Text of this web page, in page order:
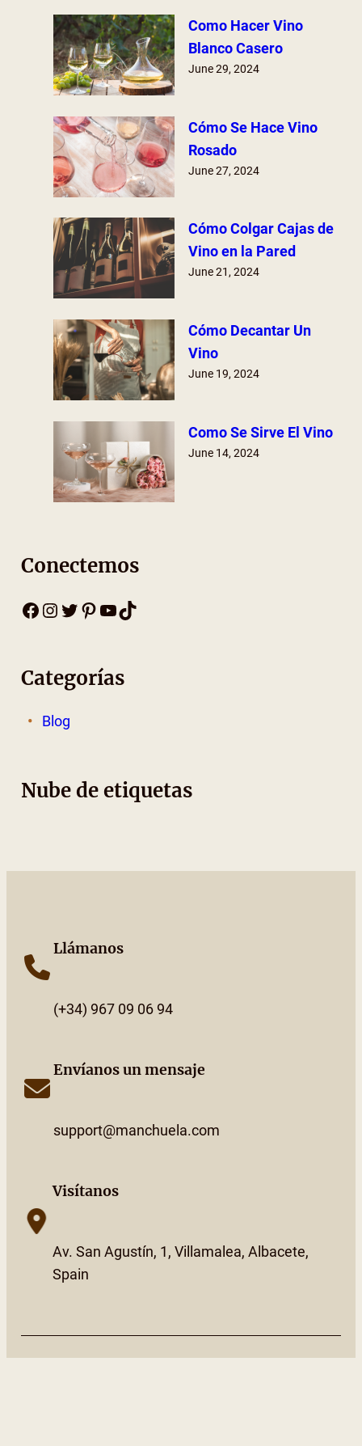
Como Hacer Vino
Blanco Casero
June 29, 2024
Cómo Se Hace Vino
Rosado
June 27, 2024
Cómo Colgar Cajas de
Vino en la Pared
June 21, 2024
Cómo Decantar Un
Vino
June 19, 2024
Como Se Sirve El Vino
June 14, 2024
Conectemos
Facebook Instagram Twitter Pinterest YouTube TikTok
Categorías
Blog
Nube de etiquetas
Llámanos
(+34) 967 09 06 94
Envíanos un mensaje
support@manchuela.com
Visítanos
Av. San Agustín, 1, Villamalea, Albacete,
Spain